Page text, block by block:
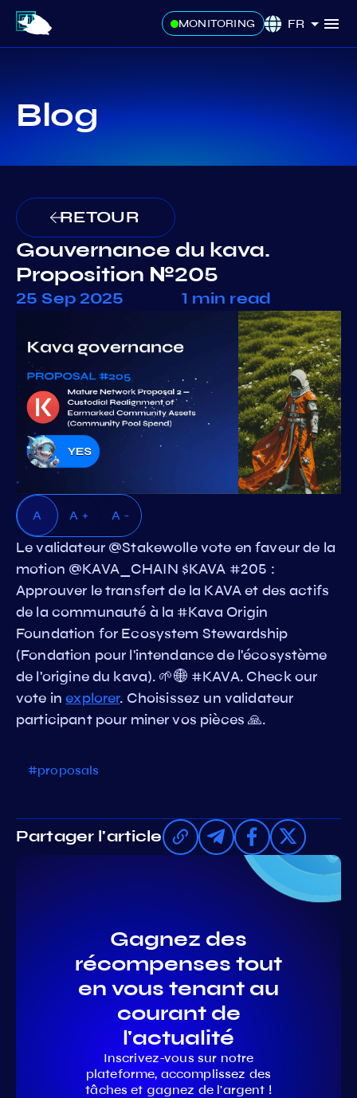
MONITORING FR
Blog
RETOUR
Gouvernance du kava.
Proposition №205
25 Sep 2025 1 min read
A A + A -
Le validateur @Stakewolle vote en faveur de la
motion @KAVA_CHAIN $KAVA #205 :
Approuver le transfert de la KAVA et des actifs
de la communauté à la #Kava Origin
Foundation for Ecosystem Stewardship
(Fondation pour l'intendance de l'écosystème
de l'origine du kava). 🌱🌐 #KAVA. Check our
vote inexplorer. Choisissez un validateur
participant pour miner vos pièces 🙏.
#proposals
Partager l'article
Gagnez des
récompenses tout
en vous tenant au
courant de
l'actualité
Inscrivez-vous sur notre
plateforme, accomplissez des
tâches et gagnez de l'argent !